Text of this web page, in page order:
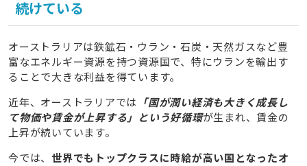
続けている
オーストラリアは鉄鉱石・ウラン・石炭・天然ガスなど豊
富なエネルギー資源を持つ資源国で、特にウランを輸出す
ることで大きな利益を得ています。
近年、オーストラリアでは
「国が潤い経済も大きく成長し
て物価や賃金が上昇する」という好循環が生まれ、賃金の
上昇が続いています。
今では、 世界でもトップクラスに時給が高い国となったオ